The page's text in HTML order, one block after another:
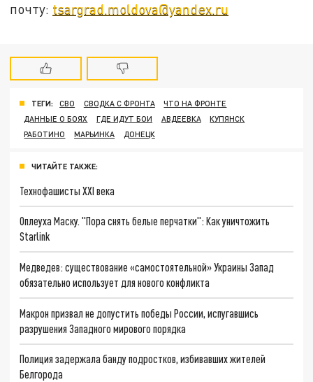
почту: tsargrad.moldova@yandex.ru
ТЕГИ: СВО СВОДКА С ФРОНТА
ЧТО НА ФРОНТЕ
ДАННЫЕ О БОЯХ
ГДЕ ИДУТ БОИ АВДЕЕВКА
КУПЯНСК
РАБОТИНО
МАРЬИНКА ДОНЕЦК
ЧИТАЙТЕ ТАКЖЕ:
Технофашисты XXI века
Оплеуха Маску. "Пора снять белые перчатки": Как уничтожить
Starlink
Медведев: существование «самостоятельной» Украины Запад
обязательно использует для нового конфликта
Макрон призвал не допустить победы России, испугавшись
разрушения Западного мирового порядка
Полиция задержала банду подростков, избивавших жителей
Белгорода